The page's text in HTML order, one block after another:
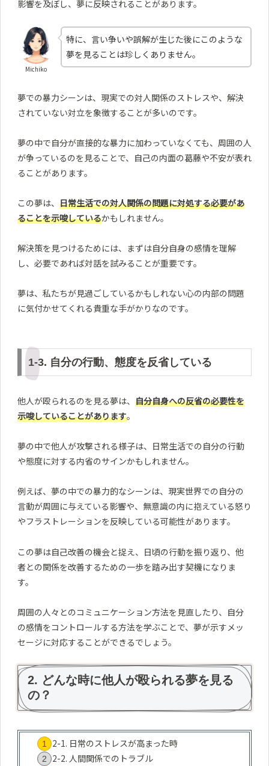
影響を及ぼし、夢に反映されることがあります。
Michiko
特に、言い争いや誤解が生じた後にこのような
夢を見ることは珍しくありません。
夢での暴力シーンは、現実での対人関係のストレスや、解決
されていない対立を象徴することが多いのです。
夢の中で自分が直接的な暴力に加わっていなくても、周囲の人
が争っているのを見ることで、自己の内面の葛藤や不安が表れ
ることがあります。
この夢は、 日常生活での対人関係の問題に対処する必要があ
ることを示唆しているかもしれません。
解決策を見つけるためには、まずは自分自身の感情を理解
し、必要であれば対話を試みることが重要です。
夢は、私たちが見過ごしているかもしれない心の内部の問題
に気付かせてくれる貴重な手がかりなのです。
1-3. 自分の行動、態度を反省している
他人が殴られるのを見る夢は、 自分自身への反省の必要性を
示唆していることがあります。
夢の中で他人が攻撃される様子は、日常生活での自分の行動
や態度に対する内省のサインかもしれません。
例えば、夢の中での暴力的なシーンは、現実世界での自分の
言動が周囲に与えている影響や、無意識の内に抱えている怒り
やフラストレーションを反映している可能性があります。
この夢は自己改善の機会と捉え、日頃の行動を振り返り、他
者との関係を改善するための一歩を踏み出す契機になりま
す。
周囲の人々とのコミュニケーション方法を見直したり、自分
の感情をコントロールする方法を学ぶことで、夢が示すメッ
セージに対応することができるでしょう。
2. どんな時に他人が殴られる夢を見る
の？
2-1. 日常のストレスが高まった時
2-2. 人間関係でのトラブル